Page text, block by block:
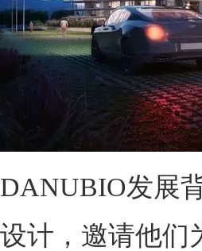
DANUBIO发展
设计，邀请他们